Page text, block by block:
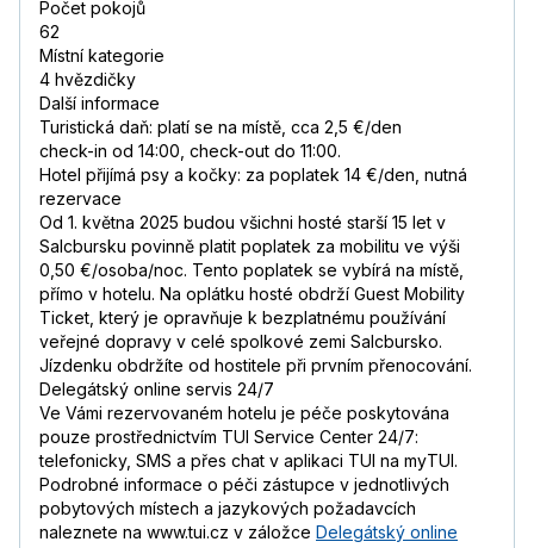
Počet pokojů
62
Místní kategorie
4 hvězdičky
Další informace
Turistická daň: platí se na místě, cca 2,5 €/den
check-in od 14:00, check-out do 11:00.
Hotel přijímá psy a kočky: za poplatek 14 €/den, nutná
rezervace
Od 1. května 2025 budou všichni hosté starší 15 let v
Salcbursku povinně platit poplatek za mobilitu ve výši
0,50 €/osoba/noc. Tento poplatek se vybírá na místě,
přímo v hotelu. Na oplátku hosté obdrží Guest Mobility
Ticket, který je opravňuje k bezplatnému používání
veřejné dopravy v celé spolkové zemi Salcbursko.
Jízdenku obdržíte od hostitele při prvním přenocování.
Delegátský online servis 24/7
Ve Vámi rezervovaném hotelu je péče poskytována
pouze prostřednictvím TUI Service Center 24/7:
telefonicky, SMS a přes chat v aplikaci TUI na myTUI.
Podrobné informace o péči zástupce v jednotlivých
pobytových místech a jazykových požadavcích
naleznete na www.tui.cz v záložce Delegátský online